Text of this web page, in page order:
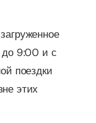
9:00 и с
поездки
этих